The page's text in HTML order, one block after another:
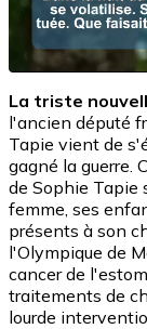
La triste
l'ancien député
Tapie vient de
gagné la guerre.
de Sophie Tapie
femme, ses
présents à son
l'Olympique de
cancer de
traitements de
lourde